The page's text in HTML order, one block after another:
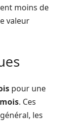
moins de
valeur
pour une
. Ces
les